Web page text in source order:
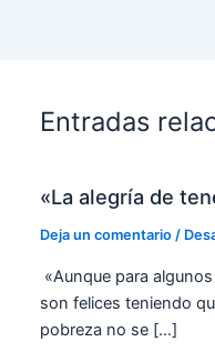
Entradas
«La alegría de
Deja un comentario /
«Aunque para
son felices teniendo
pobreza no se […]